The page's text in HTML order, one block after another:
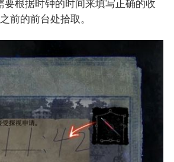
要根据时钟的时间来填写正确的收
前的前台处拾取。